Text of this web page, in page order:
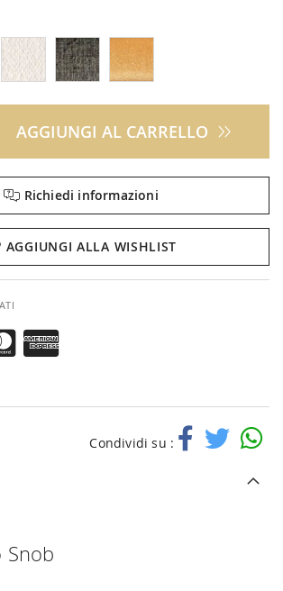
AGGIUNGI AL CARRELLO
Richiedi informazioni
AGGIUNGI ALLA WISHLIST
Condividi su :
Snob